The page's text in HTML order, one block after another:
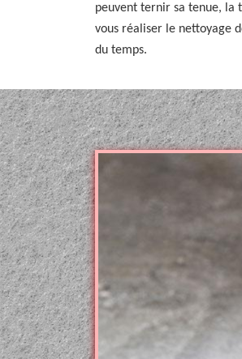
peuvent ternir sa tenue, la
vous réaliser le nettoyage
du temps.